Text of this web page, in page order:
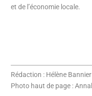
et de l’économie locale.
Rédaction : Hélène Bannier
Photo haut de page :